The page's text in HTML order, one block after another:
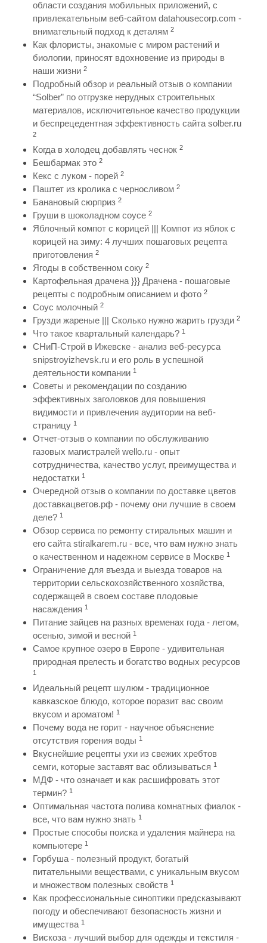
области создания мобильных приложений, с
привлекательным веб-сайтом datahousecorp.com -
внимательный подход к деталям 2
Как флористы, знакомые с миром растений и
биологии, приносят вдохновение из природы в
наши жизни 2
Подробный обзор и реальный отзыв о компании
“Solber” по отгрузке нерудных строительных
материалов, исключительное качество продукции
и беспрецедентная эффективность сайта solber.ru
2
Когда в холодец добавлять чеснок 2
Бешбармак это 2
Кекс с луком - порей 2
Паштет из кролика с черносливом 2
Банановый сюрприз 2
Груши в шоколадном соусе 2
Яблочный компот с корицей ||| Компот из яблок с
корицей на зиму: 4 лучших пошаговых рецепта
приготовления 2
Ягоды в собственном соку 2
Картофельная драчена }}} Драчена - пошаговые
рецепты с подробным описанием и фото 2
Соус молочный 2
Грузди жареные ||| Сколько нужно жарить грузди 2
Что такое квартальный календарь? 1
СНиП-Строй в Ижевске - анализ веб-ресурса
snipstroyizhevsk.ru и его роль в успешной
деятельности компании 1
Советы и рекомендации по созданию
эффективных заголовков для повышения
видимости и привлечения аудитории на веб-
страницу 1
Отчет-отзыв о компании по обслуживанию
газовых магистралей wello.ru - опыт
сотрудничества, качество услуг, преимущества и
недостатки 1
Очередной отзыв о компании по доставке цветов
доставкацветов.рф - почему они лучшие в своем
деле? 1
Обзор сервиса по ремонту стиральных машин и
его сайта stiralkarem.ru - все, что вам нужно знать
о качественном и надежном сервисе в Москве 1
Ограничение для въезда и выезда товаров на
территории сельскохозяйственного хозяйства,
содержащей в своем составе плодовые
насаждения 1
Питание зайцев на разных временах года - летом,
осенью, зимой и весной 1
Самое крупное озеро в Европе - удивительная
природная прелесть и богатство водных ресурсов
1
Идеальный рецепт шулюм - традиционное
кавказское блюдо, которое поразит вас своим
вкусом и ароматом! 1
Почему вода не горит - научное объяснение
отсутствия горения воды 1
Вкуснейшие рецепты ухи из свежих хребтов
семги, которые заставят вас облизываться 1
МДФ - что означает и как расшифровать этот
термин? 1
Оптимальная частота полива комнатных фиалок -
все, что вам нужно знать 1
Простые способы поиска и удаления майнера на
компьютере 1
Горбуша - полезный продукт, богатый
питательными веществами, с уникальным вкусом
и множеством полезных свойств 1
Как профессиональные синоптики предсказывают
погоду и обеспечивают безопасность жизни и
имущества 1
Вискоза - лучший выбор для одежды и текстиля -